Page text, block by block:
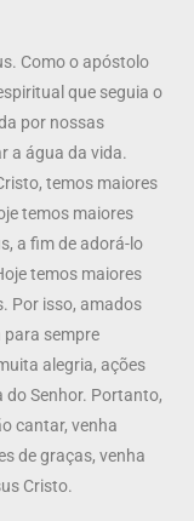
Como o apóstolo
que seguia o
por nossas
a água da vida.
temos maiores
temos maiores
a fim de adorá-lo
temos maiores
Por isso, amados
para sempre
alegria, ações
do Senhor. Portanto,
cantar, venha
de graças, venha
Cristo.